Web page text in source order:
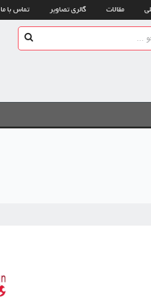
مقالات گالری تصاویر تماس با ما